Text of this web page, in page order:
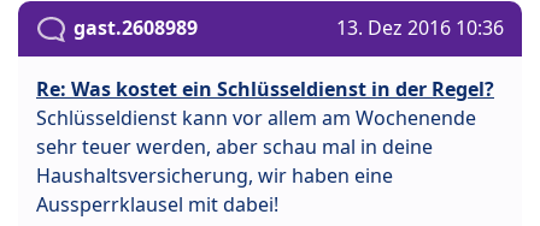
gast.2608989 13. Dez 2016 10:36
Re: Was kostet ein Schlüsseldienst in der Regel?
Schlüsseldienst kann vor allem am Wochenende
sehr teuer werden, aber schau mal in deine
Haushaltsversicherung, wir haben eine
Aussperrklausel mit dabei!